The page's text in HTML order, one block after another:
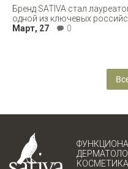
Бренд SATIVA стал
одной из ключевых
Март, 27
0
КОСМЕТИКА